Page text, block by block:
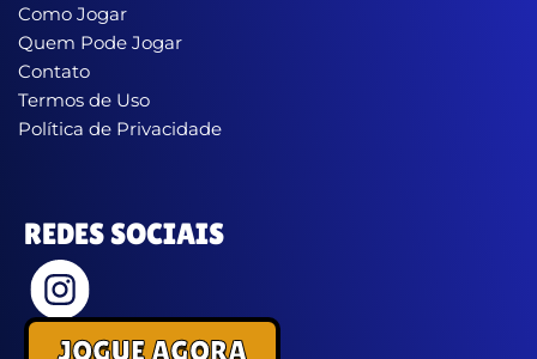
Como Jogar
Quem Pode Jogar
Contato
Termos de Uso
Política de Privacidade
REDES SOCIAIS
JOGUE AGORA